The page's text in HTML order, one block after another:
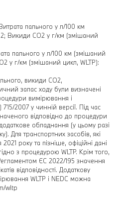
пального у л/100 км
Викиди СО2 у г/км (змішаний
пального у л/100 км (змішаний
у г/км (змішаний цикл, WLTP):
викиди СО2,
запас ходу були визначені
вимірювання і
2007 у чинній версії. Під час
відповідно до процедури
обладнання (у цьому разі
Для транспортних засобів, які
року та пізніше, офіційні дані
з процедурою WLTP. Крім того,
ЄС 2022/195 значення
відповідності. Додаткову
WLTP і NEDC можна
wltp